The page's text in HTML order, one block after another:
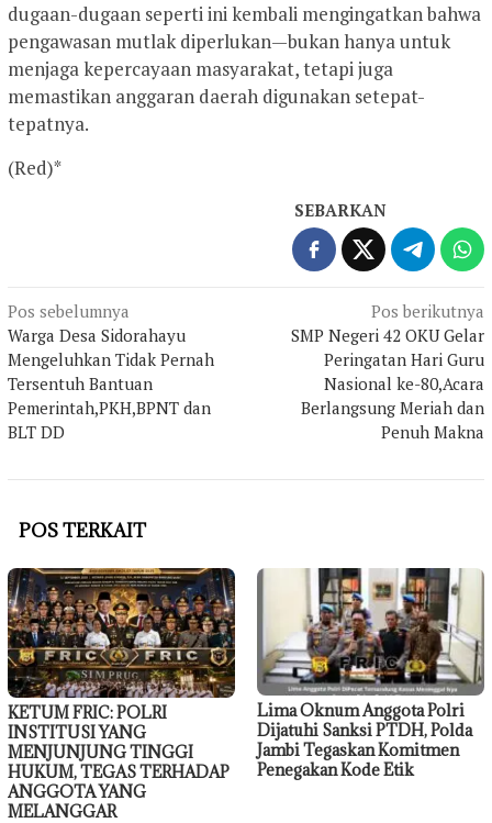
dugaan-dugaan seperti ini kembali mengingatkan bahwa
pengawasan mutlak diperlukan—bukan hanya untuk
menjaga kepercayaan masyarakat, tetapi juga
memastikan anggaran daerah digunakan setepat-
tepatnya.
(Red)*
SEBARKAN
Navigasi
pos
Pos sebelumnya
Warga Desa Sidorahayu
Mengeluhkan Tidak Pernah
Tersentuh Bantuan
Pemerintah,PKH,BPNT dan
BLT DD
Pos berikutnya
SMP Negeri 42 OKU Gelar
Peringatan Hari Guru
Nasional ke-80,Acara
Berlangsung Meriah dan
Penuh Makna
POS TERKAIT
KETUM FRIC: POLRI
INSTITUSI YANG
MENJUNJUNG TINGGI
HUKUM, TEGAS TERHADAP
ANGGOTA YANG
MELANGGAR
Lima Oknum Anggota Polri
Dijatuhi Sanksi PTDH, Polda
Jambi Tegaskan Komitmen
Penegakan Kode Etik